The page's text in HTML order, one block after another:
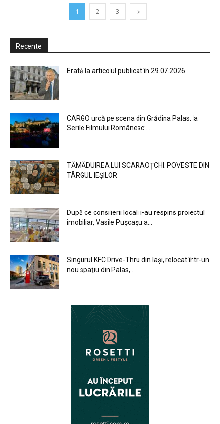
1 2 3
Recente
Erată la articolul publicat în 29.07.2026
CARGO urcă pe scena din Grădina Palas, la
Serile Filmului Românesc:...
TĂMĂDUIREA LUI SCARAOȚCHI: POVESTE DIN
TÂRGUL IEȘILOR
După ce consilierii locali i-au respins proiectul
imobiliar, Vasile Pușcașu a...
Singurul KFC Drive-Thru din Iași, relocat într-un
nou spaţiu din Palas,...